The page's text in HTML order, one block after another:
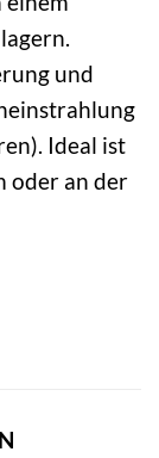
und
Ideal ist
oder an der